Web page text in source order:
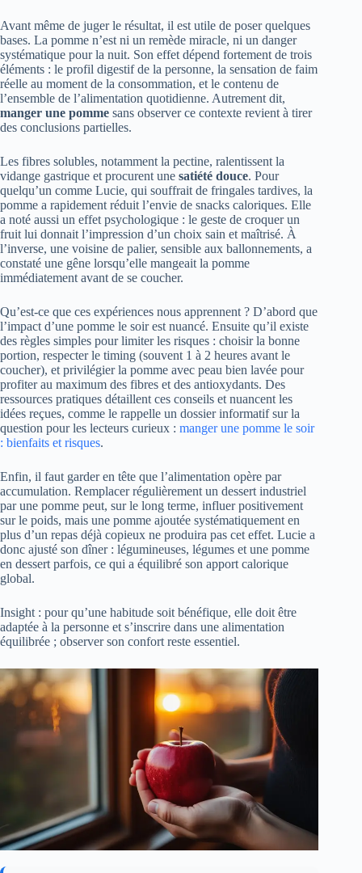
Avant même de juger le résultat, il est utile de poser quelques
bases. La pomme n’est ni un remède miracle, ni un danger
systématique pour la nuit. Son effet dépend fortement de trois
éléments : le profil digestif de la personne, la sensation de faim
réelle au moment de la consommation, et le contenu de
l’ensemble de l’alimentation quotidienne. Autrement dit,
manger une pomme sans observer ce contexte revient à tirer
des conclusions partielles.
Les fibres solubles, notamment la pectine, ralentissent la
vidange gastrique et procurent une satiété douce. Pour
quelqu’un comme Lucie, qui souffrait de fringales tardives, la
pomme a rapidement réduit l’envie de snacks caloriques. Elle
a noté aussi un effet psychologique : le geste de croquer un
fruit lui donnait l’impression d’un choix sain et maîtrisé. À
l’inverse, une voisine de palier, sensible aux ballonnements, a
constaté une gêne lorsqu’elle mangeait la pomme
immédiatement avant de se coucher.
Qu’est-ce que ces expériences nous apprennent ? D’abord que
l’impact d’une pomme le soir est nuancé. Ensuite qu’il existe
des règles simples pour limiter les risques : choisir la bonne
portion, respecter le timing (souvent 1 à 2 heures avant le
coucher), et privilégier la pomme avec peau bien lavée pour
profiter au maximum des fibres et des antioxydants. Des
ressources pratiques détaillent ces conseils et nuancent les
idées reçues, comme le rappelle un dossier informatif sur la
question pour les lecteurs curieux : manger une pomme le soir
: bienfaits et risques.
Enfin, il faut garder en tête que l’alimentation opère par
accumulation. Remplacer régulièrement un dessert industriel
par une pomme peut, sur le long terme, influer positivement
sur le poids, mais une pomme ajoutée systématiquement en
plus d’un repas déjà copieux ne produira pas cet effet. Lucie a
donc ajusté son dîner : légumineuses, légumes et une pomme
en dessert parfois, ce qui a équilibré son apport calorique
global.
Insight : pour qu’une habitude soit bénéfique, elle doit être
adaptée à la personne et s’inscrire dans une alimentation
équilibrée ; observer son confort reste essentiel.